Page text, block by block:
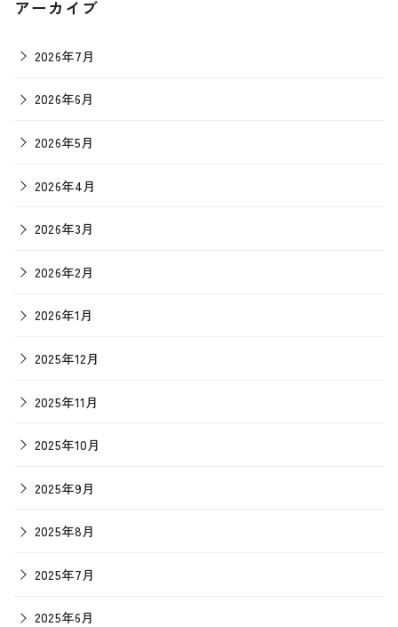
アーカイブ
2026年7月
2026年6月
2026年5月
2026年4月
2026年3月
2026年2月
2026年1月
2025年12月
2025年11月
2025年10月
2025年9月
2025年8月
2025年7月
2025年6月